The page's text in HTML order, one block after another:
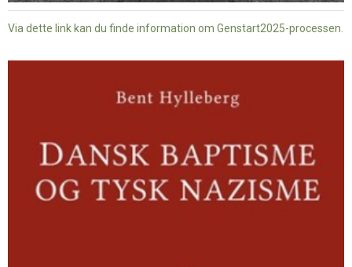
Via dette link kan du finde information om Genstart2025-processen.